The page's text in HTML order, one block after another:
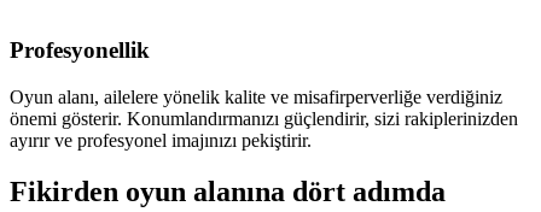
Profesyonellik
Oyun alanı, ailelere yönelik kalite ve misafirperverliğe verdiğiniz
önemi gösterir. Konumlandırmanızı güçlendirir, sizi rakiplerinizden
ayırır ve profesyonel imajınızı pekiştirir.
Fikirden oyun alanına dört adımda